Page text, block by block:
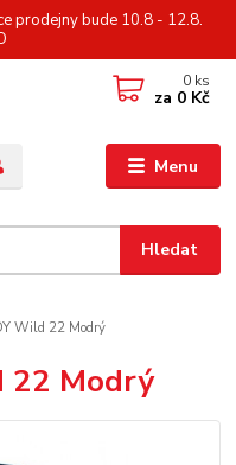
prodejny bude 10.8 - 12.8.
Menu
Hledat
0 ks
za 0 Kč
Wild 22 Modrý
22 Modrý